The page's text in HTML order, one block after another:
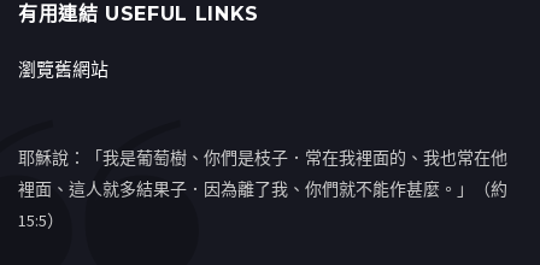
有用連結 USEFUL LINKS
瀏覽舊網站
耶穌說：「我是葡萄樹、你們是枝子．常在我裡面的、我也常在他
裡面、這人就多結果子．因為離了我、你們就不能作甚麼。」（約
15:5）